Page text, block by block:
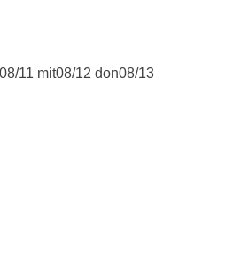
08/11 mit08/12 don08/13